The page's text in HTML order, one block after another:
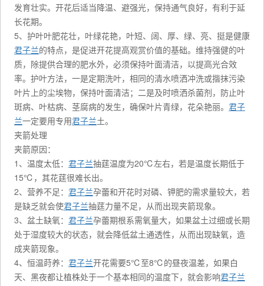
发育壮实。开花后适当降温、避强光，保持通气良好，有利于延
长花期。
5、护叶叶肥花壮，叶绿花艳，叶短、阔、厚、绿、亮、挺是健康
君子兰的特点，是促进开花提高观赏价值的基础。维持强健的叶
质，除提供合理的肥水外，必须保持叶面清洁，以提高光合效
率。护叶方法，一是定期洗叶，相同的清水喷洒冲洗或揩抹污染
叶片上的尘埃物，保持叶面清洁；二是及时喷洒杀菌剂，防止叶
斑病、叶枯病、茎腐病的发生，确保叶片青绿，花朵艳丽。 君子
兰一定要用专用君子兰土。
夹箭处理
夹箭原因：
1、温度太低： 君子兰抽莛温度为20℃左右，若是温度长期低于
15℃，其花莛很难长出。
2、营养不足： 君子兰孕蕾和开花时对磷、钾肥的需求量较大，若
是缺乏就会使君子兰抽莛力量不足，从而出现夹箭现象。
3、盆土缺氧： 君子兰孕蕾期根系需氧量大，如果盆土过细或长期
处于湿度较大的状态，就会降低盆土通透性，从而出现缺氧，造
成夹箭现象。
4、恒温莳养： 君子兰开花需要5℃至8℃的昼夜温差，如果白
天、黑夜都让植株处于一个基本相同的温度下，就会影响君子兰